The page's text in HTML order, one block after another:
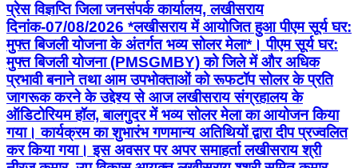
प्रेस विज्ञप्ति जिला जनसंपर्क कार्यालय, लखीसराय
दिनांक-07/08/2026 *लखीसराय में आयोजित हुआ पीएम सूर्य घर:
मुफ्त बिजली योजना के अंतर्गत भव्य सोलर मेला*। पीएम सूर्य घर:
मुफ्त बिजली योजना (PMSGMBY) को जिले में और अधिक
प्रभावी बनाने तथा आम उपभोक्ताओं को रूफटॉप सोलर के प्रति
जागरूक करने के उद्देश्य से आज लखीसराय संग्रहालय के
ऑडिटोरियम हॉल, बालगुदर में भव्य सोलर मेला का आयोजन किया
गया। कार्यक्रम का शुभारंभ गणमान्य अतिथियों द्वारा दीप प्रज्वलित
कर किया गया। इस अवसर पर अपर समाहर्ता लखीसराय श्री